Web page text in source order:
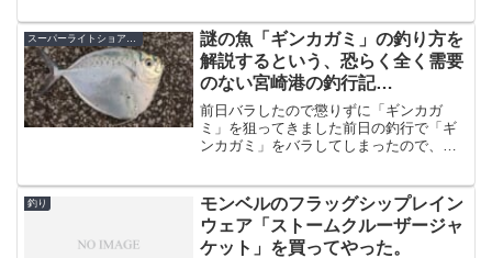
87LML」です。大丈夫です、買ったのは
ヤフオクです何が大丈夫...
スーパーライトショアジギング
謎の魚「ギンカガミ」の釣り方を
解説するという、恐らく全く需要
のない宮崎港の釣行記
（2020/6/27）
前日バラしたので懲りずに「ギンカガ
ミ」を狙ってきました前日の釣行で「ギ
ンカガミ」をバラしてしまったので、早
で、朝8:00頃を目処に短時間の釣行で
す。そしてAM5:30ご...
釣り
モンベルのフラッグシップレイン
ウェア「ストームクルーザージャ
ケット」を買ってやった。